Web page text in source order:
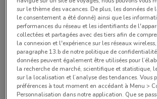
89-93 Boulevard Raspail Paris
1.7 km
3, RUE DE DUNKERQUE Paris
1.9 km
37 AVENUE PIERRE 1er DE SERBIE
sur le thème des vacances. De plus, les données de
le consentement a été donné) ainsi que les
performances du réseau et les identifiants de
collectées et partagées avec des tiers afin de
la connexion et l'expérience sur les réseaux
paragraphe 13.b de notre politique de
données peuvent également être utilisées pour
la recherche de marché, scientifique et statistique,
sur la localisation et l’analyse des tendances. Vous
préférences à tout moment en accédant à Menu >
Personnalisation dans notre application. Que se